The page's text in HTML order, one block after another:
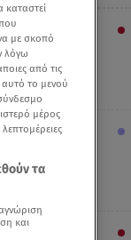
καταστεί
με σκοπό
λόγω
από τις
αυτό το μενού
μέρος
τα
και